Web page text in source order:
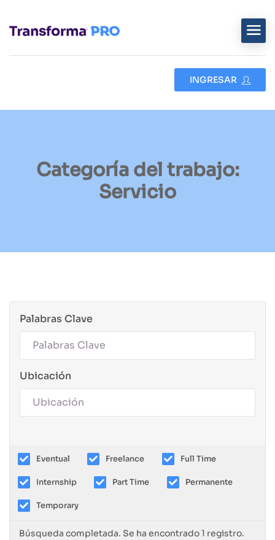
INGRESAR
Categoría del trabajo:
Servicio
Palabras Clave
Ubicación
Eventual Freelance Full Time
Internship Part Time Permanente
Temporary
Búsqueda completada. Se ha encontrado 1 registro.